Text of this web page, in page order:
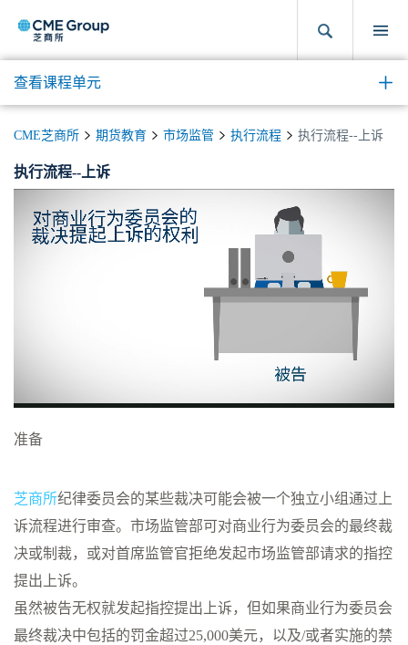
查看课程单元
CME芝商所 期货教育 市场监管 执行流程 执行流程--上诉
执行流程--上诉
准备
芝商所纪律委员会的某些裁决可能会被一个独立小组通过上
诉流程进行审查。市场监管部可对商业行为委员会的最终裁
决或制裁，或对首席监管官拒绝发起市场监管部请求的指控
提出上诉。
虽然被告无权就发起指控提出上诉，但如果商业行为委员会
最终裁决中包括的罚金超过25,000美元，以及/或者实施的禁